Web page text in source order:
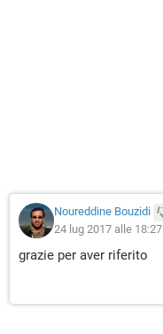
Noureddine Bouzidi
24 lug 2017 alle 18:27
grazie per aver riferito